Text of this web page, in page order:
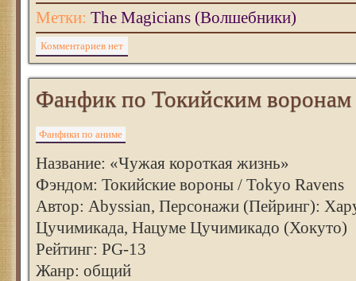
Метки: The Magicians (Волшебники)
Комментариев нет
Фанфик по Токийским воронам
Фанфики по аниме
Название: «Чужая короткая жизнь»
Фэндом: Токийские вороны / Tokyo Ravens
Автор: Abyssian, Персонажи (Пейринг):
Цучимикада, Нацуме Цучимикадо (Хокуто)
Рейтинг: PG-13
Жанр: общий